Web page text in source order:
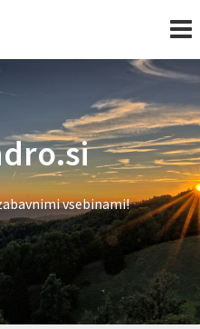
vsebinami!